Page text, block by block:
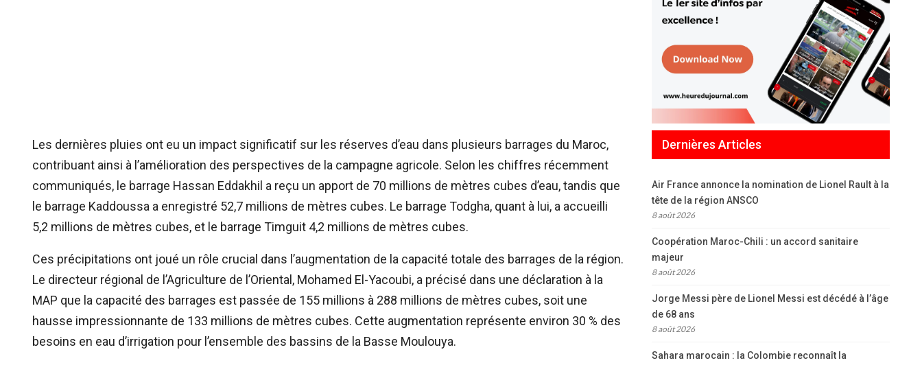
Les dernières pluies ont eu un impact significatif sur les réserves d’eau dans plusieurs barrages du Maroc,
contribuant ainsi à l’amélioration des perspectives de la campagne agricole. Selon les chiffres récemment
communiqués, le barrage Hassan Eddakhil a reçu un apport de 70 millions de mètres cubes d’eau, tandis que
le barrage Kaddoussa a enregistré 52,7 millions de mètres cubes. Le barrage Todgha, quant à lui, a accueilli
5,2 millions de mètres cubes, et le barrage Timguit 4,2 millions de mètres cubes.
Ces précipitations ont joué un rôle crucial dans l’augmentation de la capacité totale des barrages de la région.
Le directeur régional de l’Agriculture de l’Oriental, Mohamed El-Yacoubi, a précisé dans une déclaration à la
MAP que la capacité des barrages est passée de 155 millions à 288 millions de mètres cubes, soit une
hausse impressionnante de 133 millions de mètres cubes. Cette augmentation représente environ 30 % des
besoins en eau d’irrigation pour l’ensemble des bassins de la Basse Moulouya.
Dernières Articles
Air France annonce la nomination de Lionel Rault à la
tête de la région ANSCO
8 août 2026
Coopération Maroc-Chili : un accord sanitaire
majeur
8 août 2026
Jorge Messi père de Lionel Messi est décédé à l’âge
de 68 ans
8 août 2026
Sahara marocain : la Colombie reconnaît la